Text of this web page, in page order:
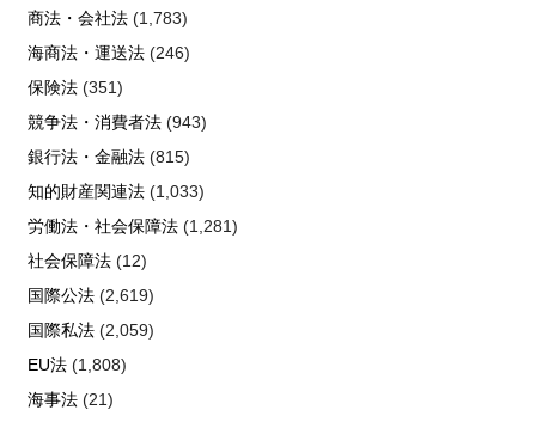
商法・会社法(1,783)
海商法・運送法(246)
保険法(351)
競争法・消費者法(943)
銀行法・金融法(815)
知的財産関連法(1,033)
労働法・社会保障法(1,281)
社会保障法(12)
国際公法(2,619)
国際私法(2,059)
EU法(1,808)
海事法(21)